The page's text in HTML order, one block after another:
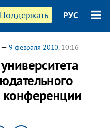
Поддержать РУС
— 9 февраля 2010, 10:16
конференции